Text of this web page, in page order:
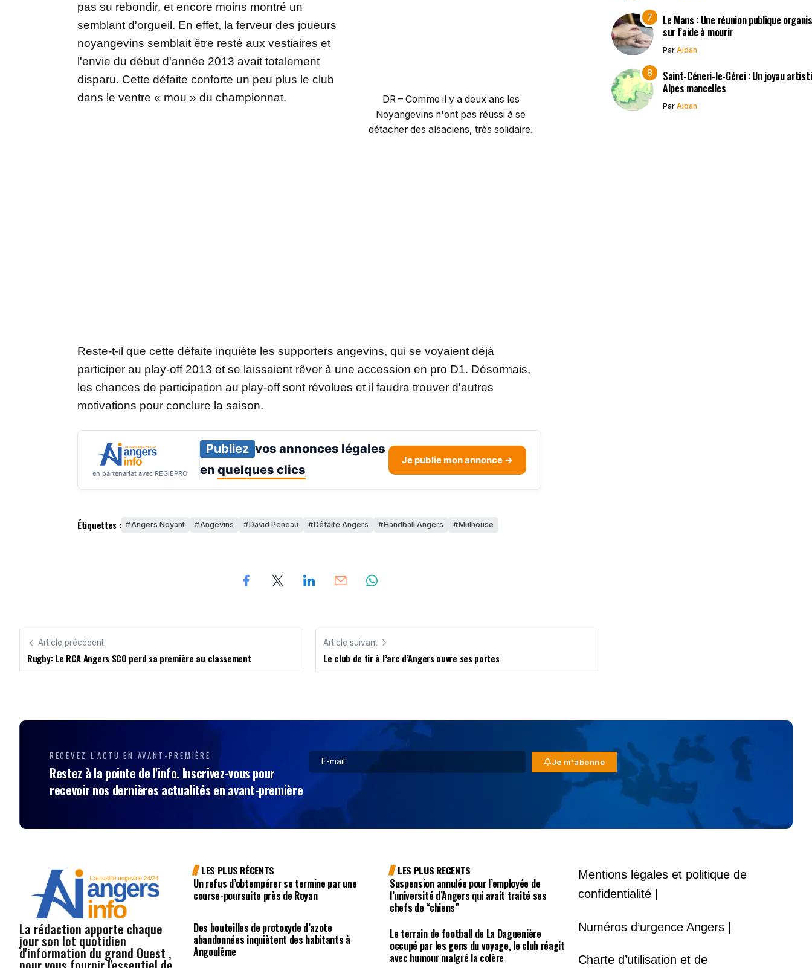
DR – Comme il y a deux ans les
Noyangevins n'ont pas réussi à se
détacher des alsaciens, très solidaire.
pas su rebondir, et encore moins montré un
semblant d'orgueil. En effet, la ferveur des joueurs
noyangevins semblait être resté aux vestiaires et
l'envie du début d'année 2013 avait totalement
disparu. Cette défaite conforte un peu plus le club
dans le ventre « mou » du championnat.
Reste-t-il que cette défaite inquiète les supporters angevins, qui se voyaient déjà
participer au play-off 2013 et se laissaient rêver à une accession en pro D1. Désormais,
les chances de participation au play-off sont révolues et il faudra trouver d'autres
motivations pour conclure la saison.
en partenariat avec REGIEPRO
Publiez vos annonces légales
en quelques clics
Je publie mon annonce →
Étiquettes : Angers Noyant Angevins David Peneau Défaite Angers Handball Angers Mulhouse
Article précédent
Rugby: Le RCA Angers SCO perd sa première au classement
Article suivant
Le club de tir à l’arc d’Angers ouvre ses portes
Le Mans : Une réunion publique
sur l’aide à mourir
Par Aidan
Saint-Céneri-le-Gérei : Un joyau
Alpes mancelles
Par Aidan
RECEVEZ L'ACTU EN AVANT-PREMIÈRE
Restez à la pointe de l'info. Inscrivez-vous pour
recevoir nos dernières actualités en avant-première
Je m'abonne
La rédaction apporte chaque
jour son lot quotidien
d'information du grand Ouest ,
LES PLUS RÉCENTS
Un refus d’obtempérer se termine par une
course-poursuite près de Royan
Des bouteilles de protoxyde d’azote
abandonnées inquiètent des habitants à
Angoulême
LES PLUS RECENTS
Suspension annulée pour l’employée de
l’université d’Angers qui avait traité ses
chefs de “chiens”
Le terrain de football de La Daguenière
occupé par les gens du voyage, le club réagit
avec humour malgré la colère
Mentions légales et politique de
confidentialité |
Numéros d’urgence Angers |
Charte d’utilisation et de